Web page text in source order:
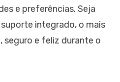
e preferências. Seja
integrado, o mais
e feliz durante o